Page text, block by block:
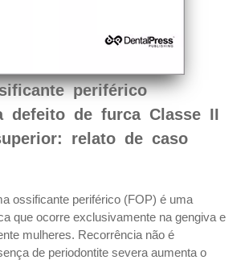
periférico
defeito de furca Classe II
relato de caso
ossificante periférico (FOP) é uma
que ocorre exclusivamente na gengiva e
mulheres. Recorrência não é
de periodontite severa aumenta o